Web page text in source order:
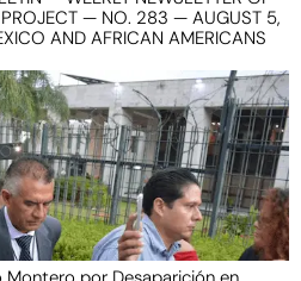
PROJECT — NO. 283 — AUGUST 5,
AND AFRICAN AMERICANS